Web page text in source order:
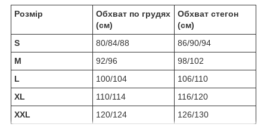
Розмір
Обхват по грудях
(см)
Обхват стегон
(см)
S
80/84/88
86/90/94
M
92/96
98/102
L
100/104
106/110
XL
110/114
116/120
XXL
120/124 126/130